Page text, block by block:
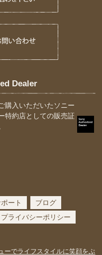
Dealer
購入いただいたソニー
特約店としての販売証
ート
ブログ
プライバシーポリシー
ーでライフスタイルに笑顔をぷ